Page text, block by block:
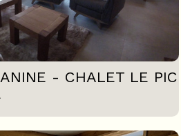
- CHALET LE PIC